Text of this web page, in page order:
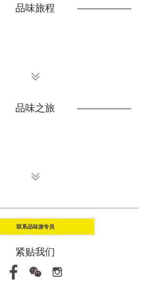
品味旅程
品味之旅
联系品味游专员
紧贴我们